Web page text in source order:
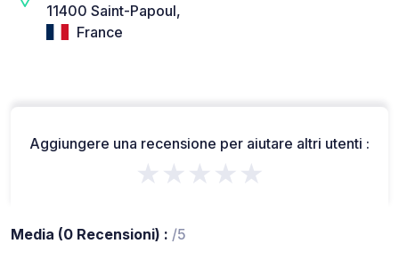
11400 Saint-Papoul,
France
Aggiungere una recensione per aiutare altri utenti :
★★★★★
Media (0 Recensioni) : /5